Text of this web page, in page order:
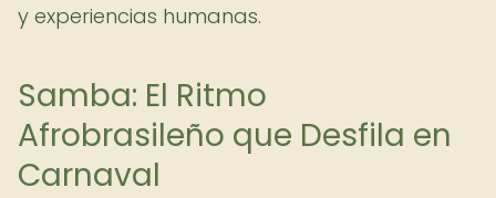
y experiencias humanas.
Samba: El Ritmo
Afrobrasileño que Desfila en
Carnaval